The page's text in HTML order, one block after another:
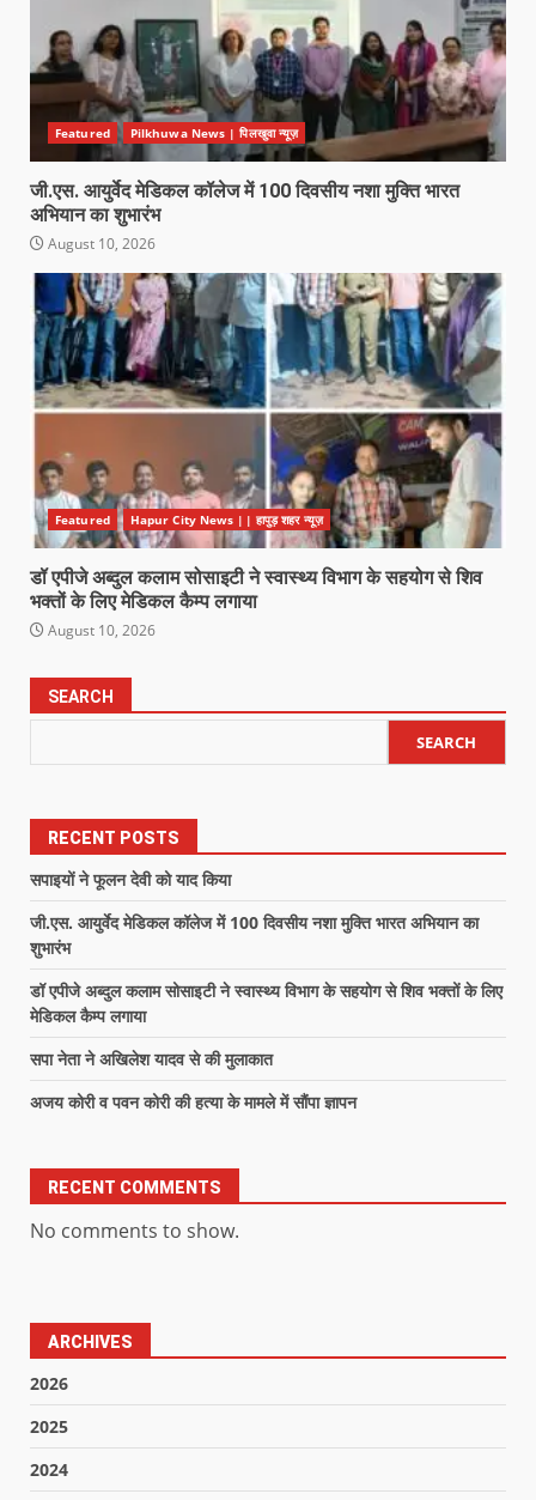
Featured Pilkhuwa News | पिलखुवा न्यूज़
जी.एस. आयुर्वेद मेडिकल कॉलेज में 100 दिवसीय नशा मुक्ति भारत
अभियान का शुभारंभ
August 10, 2026
Featured Hapur City News || हापुड़ शहर न्यूज़
डॉ एपीजे अब्दुल कलाम सोसाइटी ने स्वास्थ्य विभाग के सहयोग से शिव
भक्तों के लिए मेडिकल कैम्प लगाया
August 10, 2026
SEARCH
SEARCH
RECENT POSTS
सपाइयों ने फूलन देवी को याद किया
जी.एस. आयुर्वेद मेडिकल कॉलेज में 100 दिवसीय नशा मुक्ति भारत अभियान का
शुभारंभ
डॉ एपीजे अब्दुल कलाम सोसाइटी ने स्वास्थ्य विभाग के सहयोग से शिव भक्तों के लिए
मेडिकल कैम्प लगाया
सपा नेता ने अखिलेश यादव से की मुलाकात
अजय कोरी व पवन कोरी की हत्या के मामले में सौंपा ज्ञापन
RECENT COMMENTS
No comments to show.
ARCHIVES
2026
2025
2024